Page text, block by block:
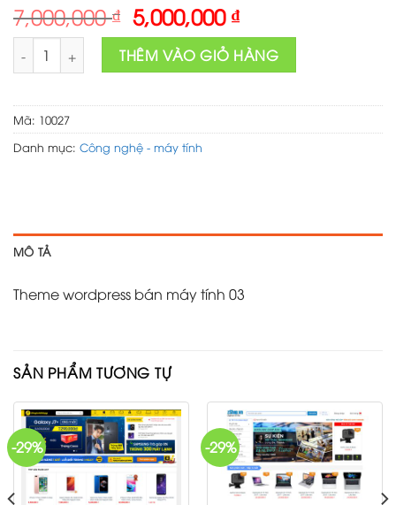
7,000,000₫ Original
price
was:
7,000,000 ₫.
5,000,000₫Current
price
is:
5,000,000 ₫.
Theme wordpress bán máy tính 03 số lượng
THÊM VÀO GIỎ HÀNG
Mã: 10027
Danh mục: Công nghệ - máy tính
MÔ TẢ
Theme wordpress bán máy tính 03
SẢN PHẨM TƯƠNG TỰ
-29% -29%